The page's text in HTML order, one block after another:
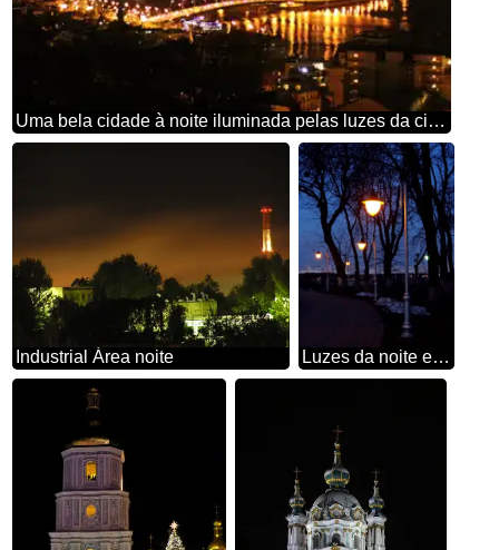
Uma bela cidade à noite iluminada pelas luzes da cidade
Industrial Área noite Luzes da noite em Kiev